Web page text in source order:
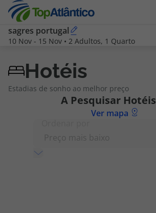
Destinos
Voos
Voos + Hotel
sagres portugal
10 Nov - 15 Nov • 2 Adultos, 1 Quarto
Hotéis
Estadias de sonho ao melhor preço
A Pesquisar Hotéis
Ver mapa